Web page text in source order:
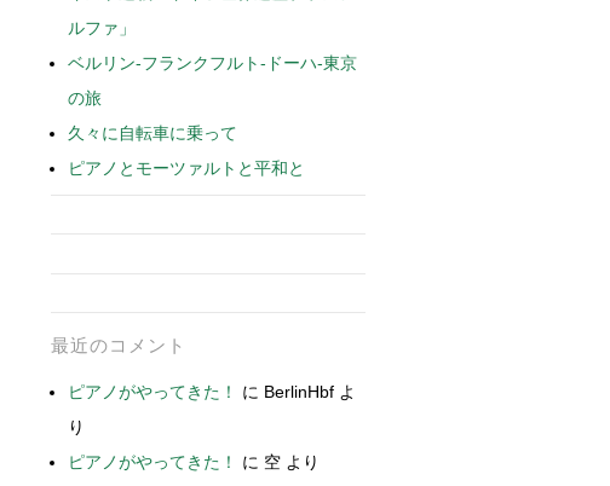
ルファ」
ベルリン-フランクフルト-ドーハ-東京
の旅
久々に自転車に乗って
ピアノとモーツァルトと平和と
最近のコメント
ピアノがやってきた！ に BerlinHbf よ
り
ピアノがやってきた！
に 空 より